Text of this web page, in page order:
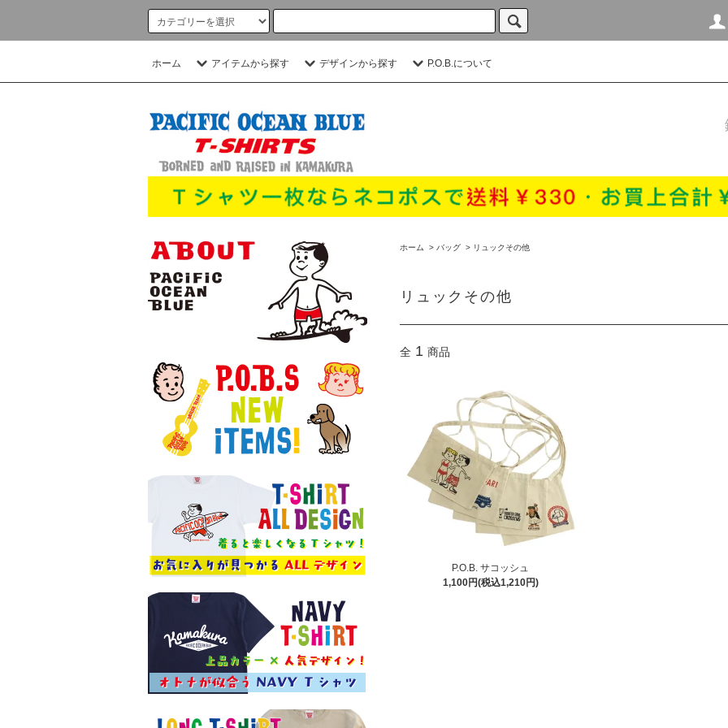
ホーム アイテムから探す デザインから探す P.O.B.について
ホーム > バッグ > リュックその他
リュックその他
全 1 商品
P.O.B. サコッシュ
1,100円(税込1,210円)